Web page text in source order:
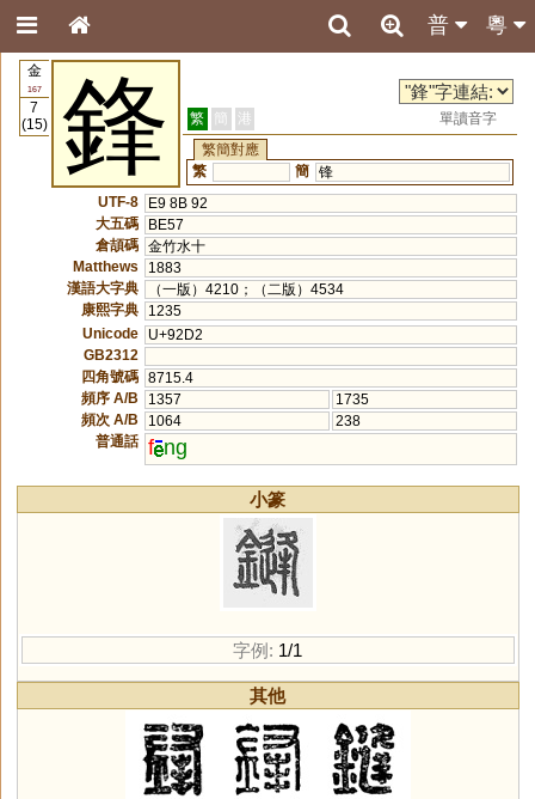
粵
普
金
167
7
(15)
鋒 繁 簡 港
單讀音字
繁簡對應
繁
簡 锋
UTF-8
E9 8B 92
大五碼
BE57
倉頡碼 金竹水十
Matthews
1883
漢語大字典
（一版）4210；（二版）4534
康熙字典
1235
Unicode
U+92D2
GB2312
四角號碼 8715.4
頻序 A/B
1357
1735
頻次 A/B
1064
238
普通話 f ng
小篆
字例: 1/1
其他